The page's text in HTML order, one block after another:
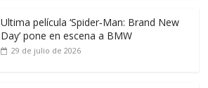
Ultima película ‘Spider‑Man: Brand New
Day’ pone en escena a BMW
29 de julio de 2026